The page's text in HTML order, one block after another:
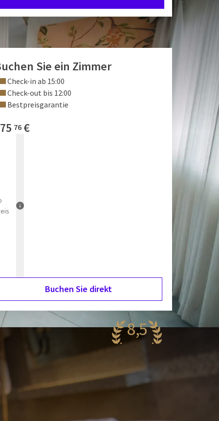
Sie ein Zimmer
Check-in ab 15:00
Check-out bis 12:00
Bestpreisgarantie
76 €
Buchen Sie direkt
8,5